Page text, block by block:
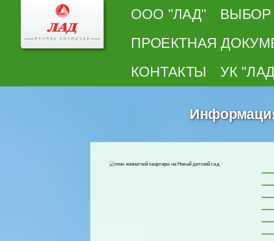
ООО "ЛАД" ВЫБОР
ПРОЕКТНАЯ
КОНТАКТЫ УК